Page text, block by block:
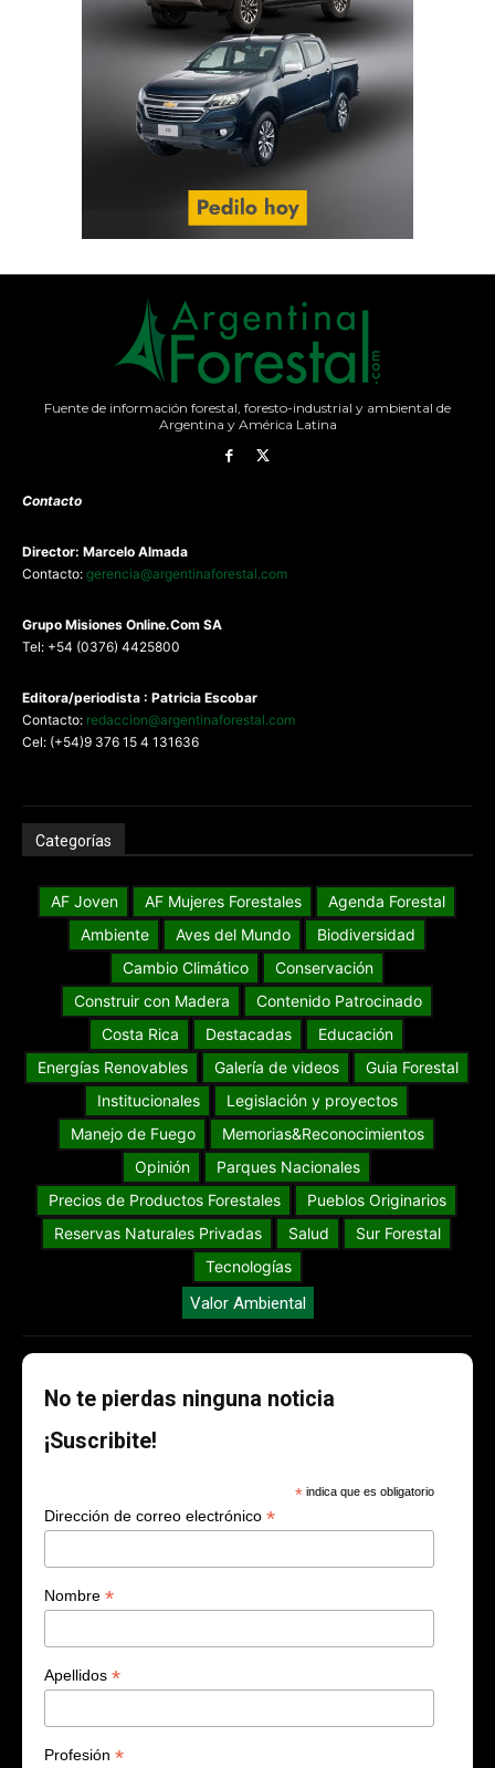
Fuente de información forestal, foresto-industrial y ambiental de
Argentina y América Latina
Contacto
Director: Marcelo Almada
Contacto: gerencia@argentinaforestal.com
Grupo Misiones Online.Com SA
Tel: +54 (0376) 4425800
Editora/periodista : Patricia Escobar
Contacto: redaccion@argentinaforestal.com
Cel: (+54)9 376 15 4 131636
Categorías
AF Joven AF Mujeres Forestales
Agenda Forestal
Ambiente
Aves del Mundo
Biodiversidad
Cambio Climático
Conservación
Construir con Madera
Contenido Patrocinado
Costa Rica
Destacadas
Educación
Energías Renovables
Galería de videos
Guia Forestal
Institucionales
Legislación y proyectos
Manejo de Fuego
Memorias&Reconocimientos
Opinión
Parques Nacionales
Precios de Productos Forestales
Pueblos Originarios
Reservas Naturales Privadas
Salud
Sur Forestal
Tecnologías
Valor Ambiental
No te pierdas ninguna noticia
¡Suscribite!
* indica que es obligatorio
Dirección de correo electrónico *
Nombre *
Apellidos *
Profesión *